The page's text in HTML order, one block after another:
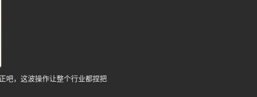
吧，这波操作让整个行业都捏把